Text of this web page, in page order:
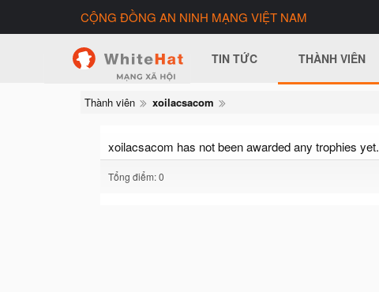
CỘNG ĐỒNG AN NINH MẠNG VIỆT NAM
TIN TỨC THÀNH VIÊN
Thành viên xoilacsacom
xoilacsacom has not been awarded any trophies yet.
Tổng điểm: 0